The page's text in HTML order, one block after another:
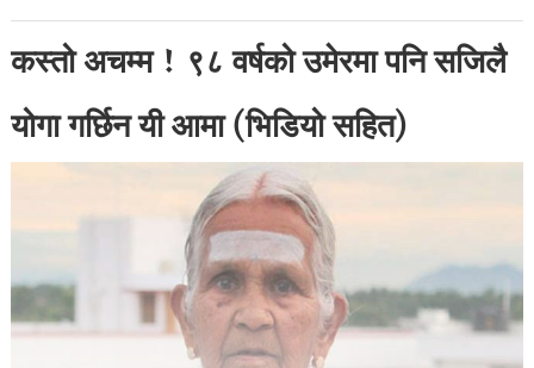
कस्तो अचम्म ! ९८ वर्षको उमेरमा पनि सजिलै
योगा गर्छिन यी आमा (भिडियो सहित)